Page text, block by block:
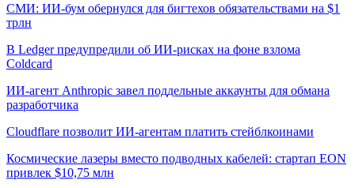
СМИ: ИИ-бум обернулся для бигтехов обязательствами на $1
трлн
В Ledger предупредили об ИИ-рисках на фоне взлома
Coldcard
ИИ-агент Anthropic завел поддельные аккаунты для обмана
разработчика
Cloudflare позволит ИИ-агентам платить стейблкоинами
Космические лазеры вместо подводных кабелей: стартап EON
привлек $10,75 млн